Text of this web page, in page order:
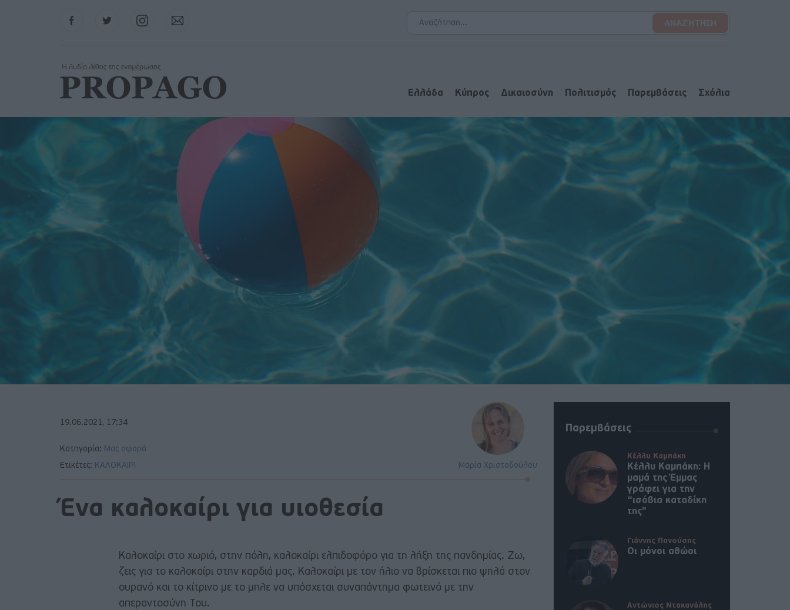
FacebookTwitter InstagramContact
Ελλάδα Κύπρος Δικαιοσύνη Πολιτισμός Παρεμβάσεις Σχόλια
19.06.2021, 17:34
Κατηγορία: Μας αφορά
Ετικέτες: ΚΑΛΟΚΑΙΡΙ Μαρία Χριστοδούλου
Ένα καλοκαίρι για υιοθεσία
Καλοκαίρι στο χωριό, στην πόλη, καλοκαίρι ελπιδοφόρο για τη λήξη της πανδημίας. Ζω,
ζεις για το καλοκαίρι στην καρδιά μας. Καλοκαίρι με τον ήλιο να βρίσκεται πιο ψηλά στον
ουρανό και το κίτρινο με το μπλε να υπόσχεται συναπάντημα φωτεινό με την
απεραντοσύνη Του.
Παρεμβάσεις
Κέλλυ Καμπάκη
Κέλλυ Καμπάκη: Η
μαμά της Έμμας
γράφει για την
“ισόβια καταδίκη
της”
Γιάννης Πανούσης
Οι μόνοι αθώοι
Αντώνιος Ντακανάλης